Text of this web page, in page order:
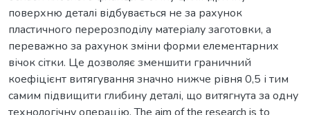
поверхню деталі відбувається не за рахунок
пластичного перерозподілу матеріалу заготовки, а
переважно за рахунок зміни форми елементарних
вічок сітки. Це дозволяє зменшити граничний
коефіцієнт витягування значно нижче рівня 0,5 і тим
самим підвищити глибину деталі, що витягнута за одну